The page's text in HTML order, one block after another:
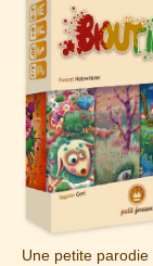
Une petite